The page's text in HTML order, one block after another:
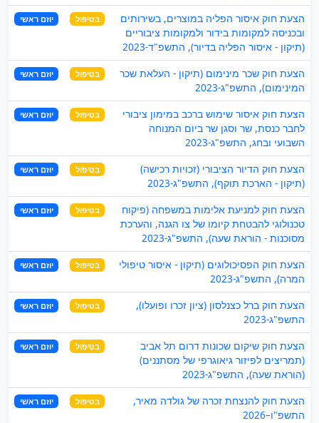
הצעת חוק איסור הפליה במוצרים, בשירותים
ובכניסה למקומות בידור ולמקומות ציבוריים
(תיקון - איסור הפליה בדיור), התשפ"ד-2023
בטיפול יוזם ראשי
הצעת חוק שכר מינימום (תיקון - העלאת שכר
המינימום), התשפ"ג-2023
בטיפול יוזם ראשי
הצעת חוק איסור שימוש ברכב במימון ציבורי
לחבר כנסת, שר וסגן שר ביום המנוחה
השבועי ובחג, התשפ"ג-2023
בטיפול יוזם ראשי
הצעת חוק הדיור הציבורי (זכויות רכישה)
(תיקון - הארכת תוקף), התשפ"ג-2023
בטיפול יוזם ראשי
הצעת חוק למניעת אלימות במשפחה (פיקוח
טכנולוגי להבטחת קיומו של צו הגנה, והערכת
מסוכנות - הוראת שעה), התשפ"ג-2023
בטיפול יוזם ראשי
הצעת חוק הפסיכולוגים (תיקון - איסור טיפולי
המרה), התשפ"ג-2023
בטיפול יוזם ראשי
הצעת חוק ברל כצנלסון (ציון זכרו ופועלו),
התשפ"ג-2023
בטיפול יוזם ראשי
הצעת חוק שיקום שכונות דרום תל אביב
(תמריצים לפיזור גיאוגרפי של מסתננים)
(הוראת שעה), התשפ"ג-2023
בטיפול יוזם ראשי
הצעת חוק להנצחת זכרה של גולדה מאיר,
התשפ"ו–2026
בטיפול יוזם ראשי